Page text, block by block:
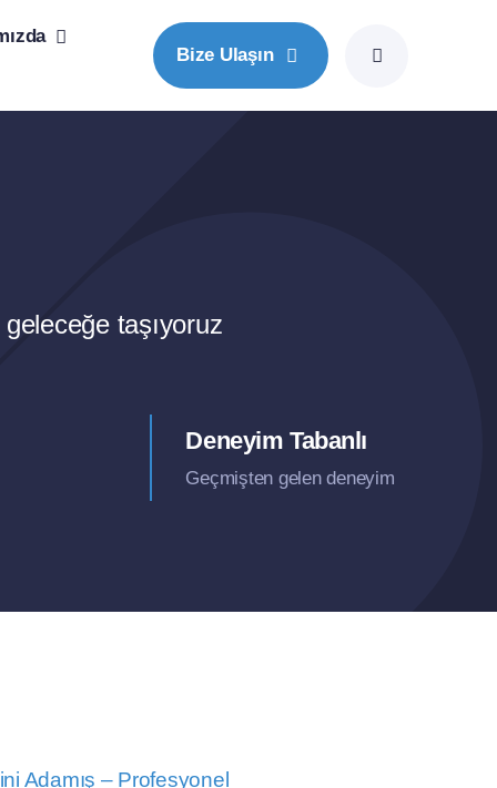
Bize Ulaşın
taşıyoruz
Deneyim Tabanlı
Geçmişten gelen deneyim
Adamış – Profesyonel